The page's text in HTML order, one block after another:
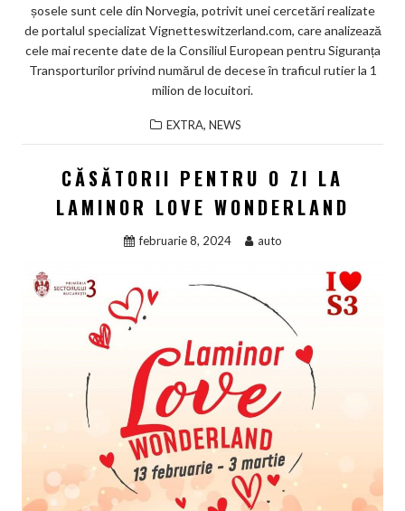
șosele sunt cele din Norvegia, potrivit unei cercetări realizate
de portalul specializat Vignetteswitzerland.com, care analizează
cele mai recente date de la Consiliul European pentru Siguranța
Transporturilor privind numărul de decese în traficul rutier la 1
milion de locuitori.
EXTRA, NEWS
CĂSĂTORII PENTRU O ZI LA
LAMINOR LOVE WONDERLAND
februarie 8, 2024 auto